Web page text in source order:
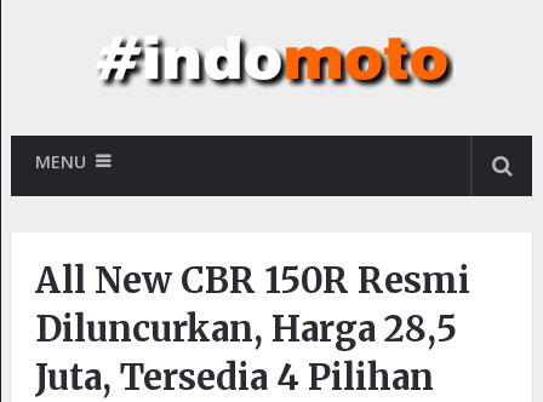
MENU
All New CBR 150R Resmi
Diluncurkan, Harga 28,5
Juta, Tersedia 4 Pilihan